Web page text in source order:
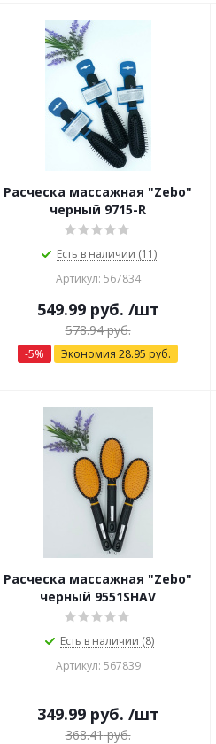
Расческа массажная "Zebo"
черный 9715-R
Есть в наличии (11)
Артикул: 567834
549.99руб. /шт
578.94руб.
-5% Экономия 28.95 руб.
Расческа массажная "Zebo"
черный 9551SHAV
Есть в наличии (8)
Артикул: 567839
349.99руб. /шт
368.41руб.